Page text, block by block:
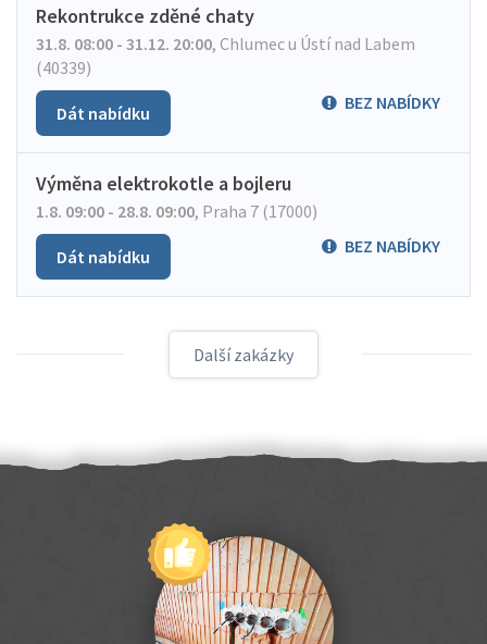
Rekontrukce zděné chaty
31.8. 08:00 - 31.12. 20:00, Chlumec u Ústí nad Labem
(40339)
BEZ NABÍDKY
Dát nabídku
Výměna elektrokotle a bojleru
1.8. 09:00 - 28.8. 09:00, Praha 7 (17000)
BEZ NABÍDKY
Dát nabídku
Další zakázky